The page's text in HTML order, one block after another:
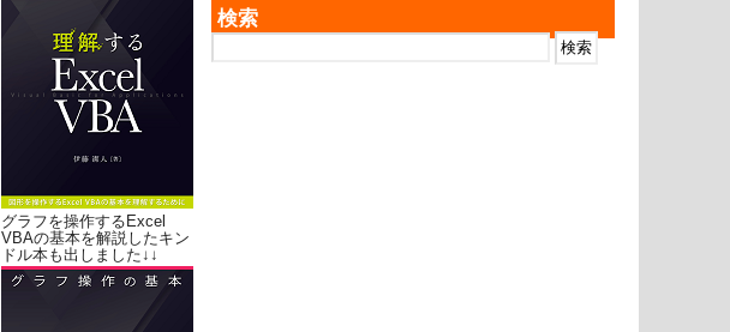
グラフを操作するExcel
VBAの基本を解説したキン
ドル本も出しました↓↓
検索